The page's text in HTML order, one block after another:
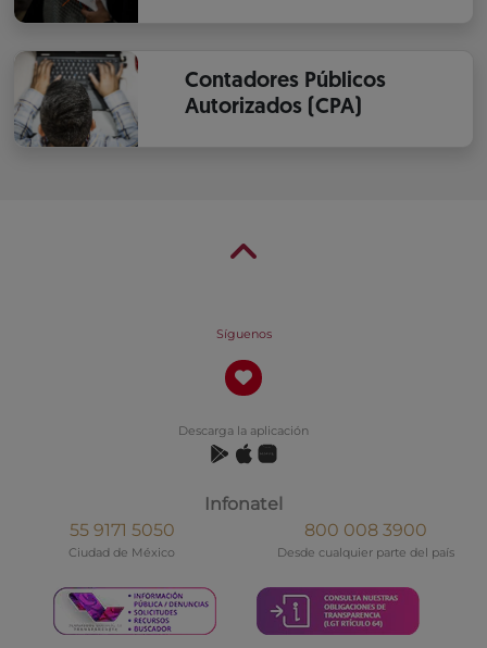
Contadores Públicos
Autorizados (CPA)
Síguenos
Descarga la aplicación
Infonatel
55 9171 5050
Ciudad de México
800 008 3900
Desde cualquier parte del país